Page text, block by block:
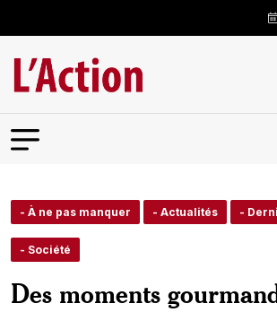
- À ne pas manquer - Actualités -
- Société
Des moments